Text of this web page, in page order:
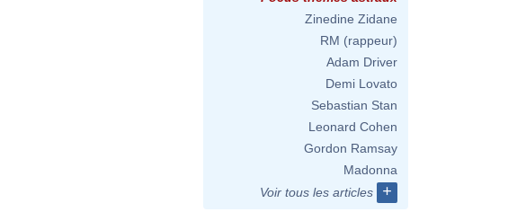
Zinedine Zidane
RM (rappeur)
Adam Driver
Demi Lovato
Sebastian Stan
Leonard Cohen
Gordon Ramsay
Madonna
Voir tous les articles
+